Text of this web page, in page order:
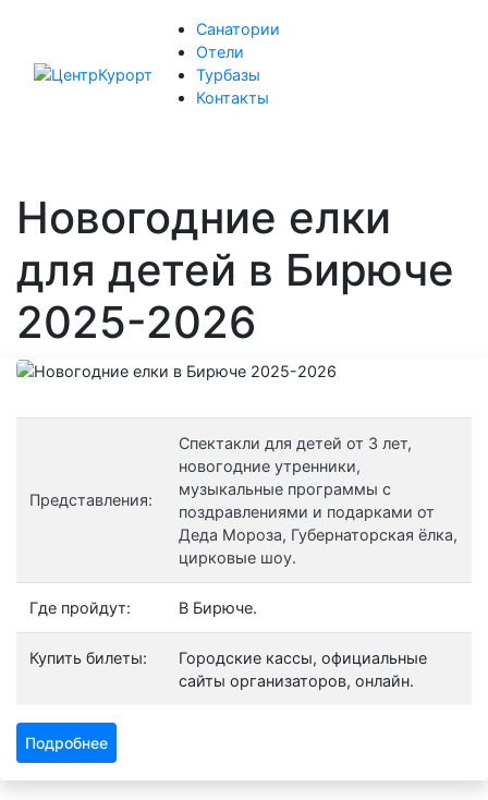
Санатории
Отели
Турбазы
Контакты
Новогодние елки
для детей в Бирюче
2025-2026
Представления:
Спектакли для детей от 3 лет,
новогодние утренники,
музыкальные программы с
поздравлениями и подарками от
Деда Мороза, Губернаторская ёлка,
цирковые шоу.
Где пройдут: В Бирюче.
Купить билеты:
Городские кассы, официальные
сайты организаторов, онлайн.
Подробнее